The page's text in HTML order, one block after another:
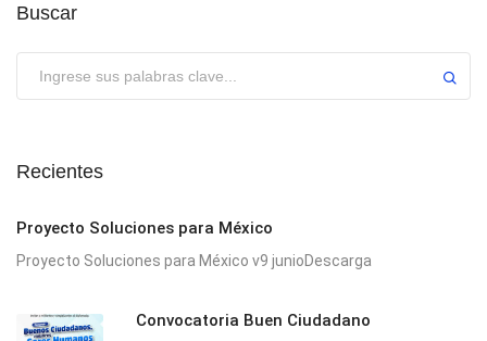
Buscar
Recientes
Proyecto Soluciones para México
Proyecto Soluciones para México v9 junioDescarga
Convocatoria Buen Ciudadano